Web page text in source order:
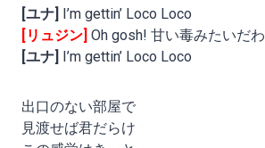
[ユナ]
I’m gettin’ Loco Loco
[リュジン] Oh gosh! 甘い毒みたいだわ
[ユナ]
I’m gettin’ Loco Loco
出口のない部屋で
見渡せば君だらけ